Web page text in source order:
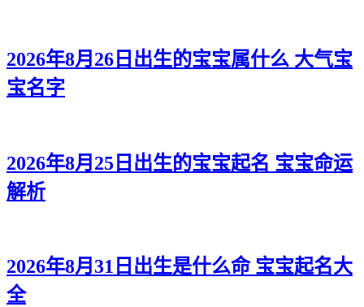
2026年8月26日出生的宝宝属什么 大气宝
宝名字
2026年8月25日出生的宝宝起名 宝宝命运
解析
2026年8月31日出生是什么命 宝宝起名大
全